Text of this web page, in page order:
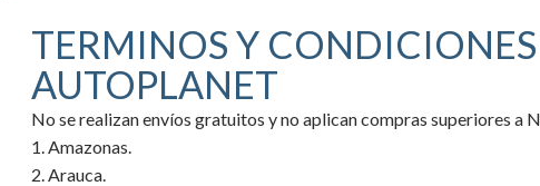
TERMINOS Y
AUTOPLANET
No se realizan envíos gratuitos y no aplican compras superiores
1. Amazonas.
2. Arauca.